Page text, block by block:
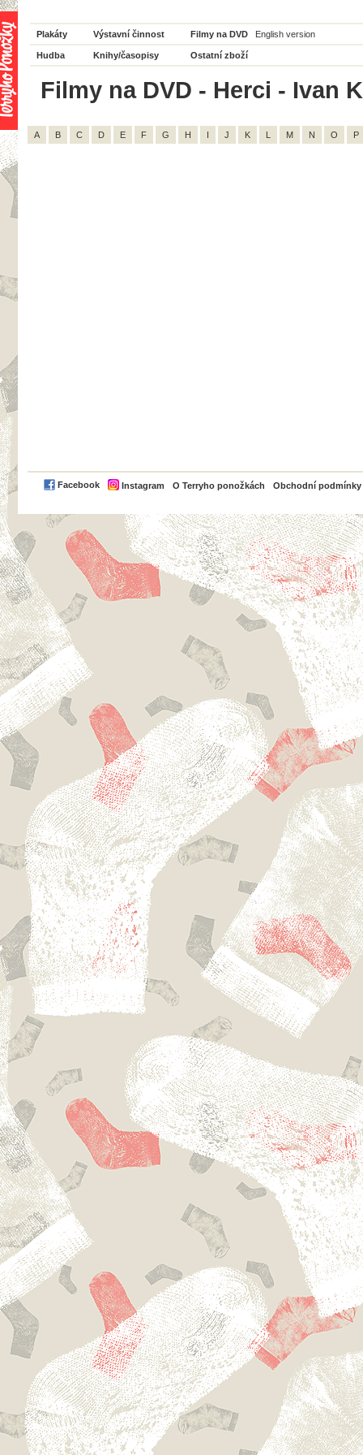
Plakáty Výstavní činnost Filmy na DVD English version
Hudba Knihy/časopisy Ostatní zboží
Filmy na DVD - Herci - Ivan
A B C D E F G H I J K L M N O P
Facebook Instagram O Terryho ponožkách Obchodní podmínky
PayPal